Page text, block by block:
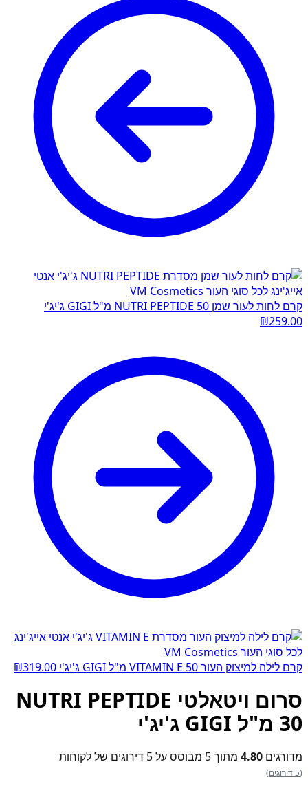
קרם לחות לעור שמן NUTRI PEPTIDE 50 מ"ל GIGI ג'יג'י
₪259.00
קרם לילה למיצוק העור VITAMIN E 50 מ"ל GIGI ג'יג'י ₪319.00
סרום ויטאלטי NUTRI PEPTIDE
30 מ"ל GIGI ג'יג'י
מדורגים 4.80 מתוך 5 מבוסס על 5 דירוגים של לקוחות
(5 דירוגים)